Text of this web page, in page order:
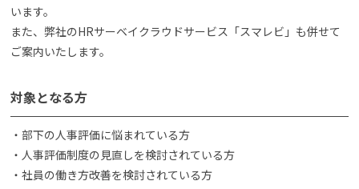
います。
また、弊社のHRサーベイクラウドサービス「スマレビ」も併せて
ご案内いたします。
対象となる方
・部下の人事評価に悩まれている方
・人事評価制度の見直しを検討されている方
・社員の働き方改善を検討されている方